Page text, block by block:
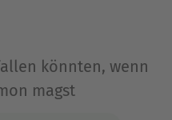
könnten, wenn
magst